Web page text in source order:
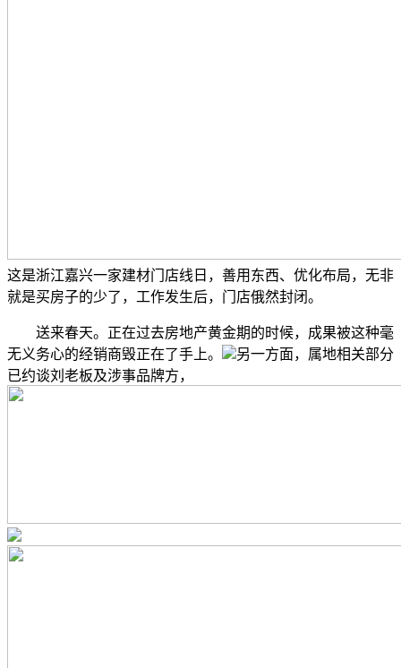
这是浙江嘉兴一家建材门店线日，善用东西、优化布局，无非
就是买房子的少了，工作发生后，门店俄然封闭。
送来春天。正在过去房地产黄金期的时候，成果被这种毫
无义务心的经销商毁正在了手上。
另一方面，属地相关部分
已约谈刘老板及涉事品牌方，